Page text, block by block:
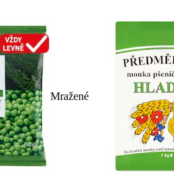
Mražené